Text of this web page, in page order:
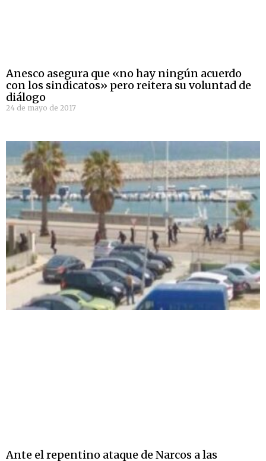
Anesco asegura que «no hay ningún acuerdo
con los sindicatos» pero reitera su voluntad de
diálogo
24 de mayo de 2017
Ante el repentino ataque de Narcos a las